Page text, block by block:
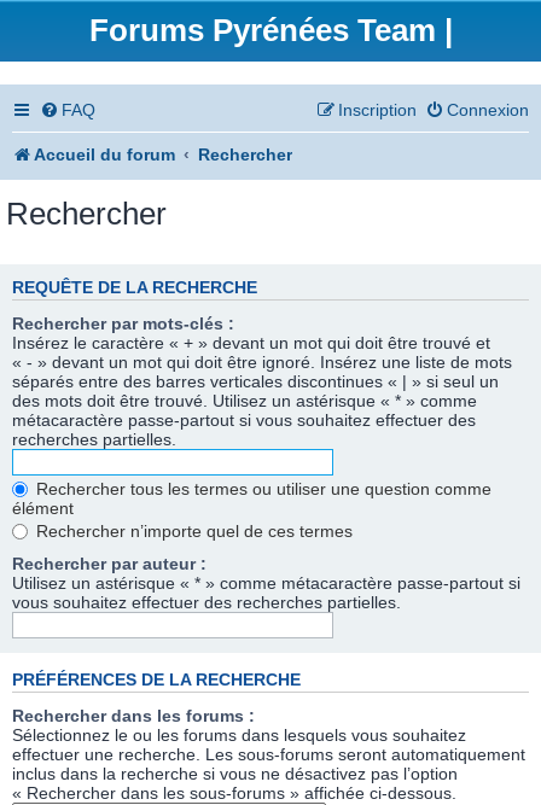
Forums Pyrénées Team |
FAQ Connexion
Inscription
Accueil du forum Rechercher
Rechercher
REQUÊTE DE LA RECHERCHE
Rechercher par mots-clés :
Insérez le caractère « + » devant un mot qui doit être trouvé et
« - » devant un mot qui doit être ignoré. Insérez une liste de mots
séparés entre des barres verticales discontinues « | » si seul un
des mots doit être trouvé. Utilisez un astérisque « * » comme
métacaractère passe-partout si vous souhaitez effectuer des
recherches partielles.
Rechercher tous les termes ou utiliser une question comme
élément
Rechercher n’importe quel de ces termes
Rechercher par auteur :
Utilisez un astérisque « * » comme métacaractère passe-partout si
vous souhaitez effectuer des recherches partielles.
PRÉFÉRENCES DE LA RECHERCHE
Rechercher dans les forums :
Sélectionnez le ou les forums dans lesquels vous souhaitez
effectuer une recherche. Les sous-forums seront automatiquement
inclus dans la recherche si vous ne désactivez pas l’option
« Rechercher dans les sous-forums » affichée ci-dessous.